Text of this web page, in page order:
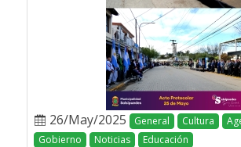
26/May/2025 General Cultura
Gobierno
Noticias Educación